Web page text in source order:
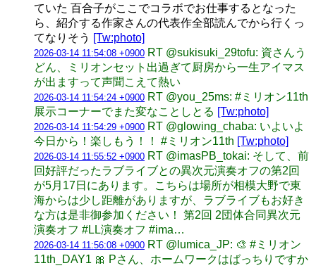
ていた 百合子がここでコラボでお仕事するとなった
ら、紹介する作家さんの代表作全部読んでから行くっ
てなりそう [Tw:photo]
2026-03-14 11:54:08 +0900 RT @sukisuki_29tofu: 資さんう
どん、ミリオンセット出過ぎて厨房から一生アイマス
が出ますって声聞こえて熱い
2026-03-14 11:54:24 +0900 RT @you_25ms: #ミリオン11th
展示コーナーでまた変なことしとる [Tw:photo]
2026-03-14 11:54:29 +0900 RT @glowing_chaba: いよいよ
今日から！楽しもう！！ #ミリオン11th [Tw:photo]
2026-03-14 11:55:52 +0900 RT @imasPB_tokai: そして、前
回好評だったラブライブとの異次元演奏オフの第2回
が5月17日にあります。こちらは場所が相模大野で東
海からは少し距離がありますが、ラブライブもお好き
な方は是非御参加ください！ 第2回 2団体合同異次元
演奏オフ #LL演奏オフ #ima…
2026-03-14 11:56:08 +0900 RT @lumica_JP: 🎨 #ミリオン
11th_DAY1 🎀 Pさん、ホームワークはばっちりですか